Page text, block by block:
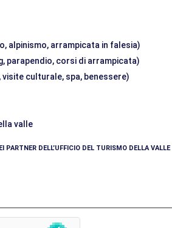
alpinismo, arrampicata in falesia)
parapendio, corsi di arrampicata)
culturale, spa, benessere)
valle
PARTNER DELL’UFFICIO DEL TURISMO DELLA